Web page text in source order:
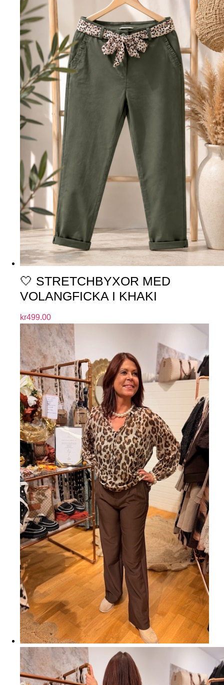
🤍 STRETCHBYXOR MED
VOLANGFICKA I KHAKI
kr499.00